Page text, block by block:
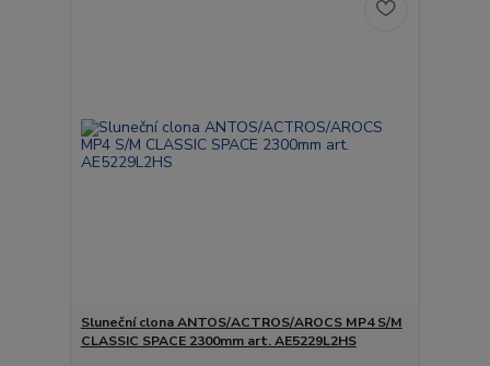
Sluneční clona ANTOS/ACTROS/AROCS MP4 S/M
CLASSIC SPACE 2300mm art. AE5229L2HS